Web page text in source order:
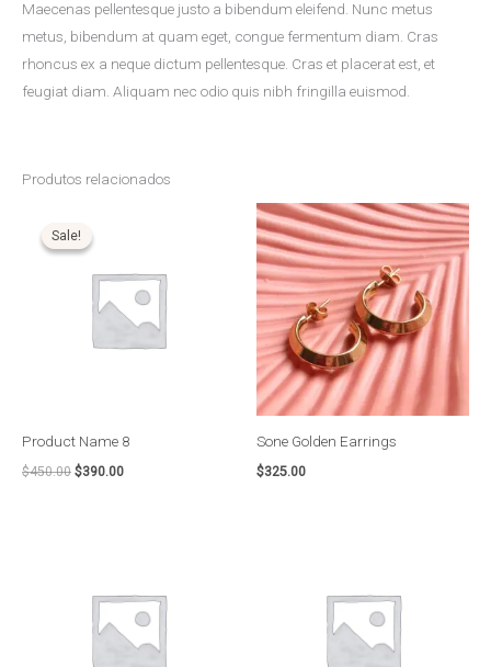
Maecenas pellentesque justo a bibendum eleifend. Nunc metus
metus, bibendum at quam eget, congue fermentum diam. Cras
rhoncus ex a neque dictum pellentesque. Cras et placerat est, et
feugiat diam. Aliquam nec odio quis nibh fringilla euismod.
Produtos relacionados
Sale!
Sale!
Product Name 8
$450.00
preço
original
$450.00.
$390.00
$390.00.
Sone Golden Earrings
$325.00